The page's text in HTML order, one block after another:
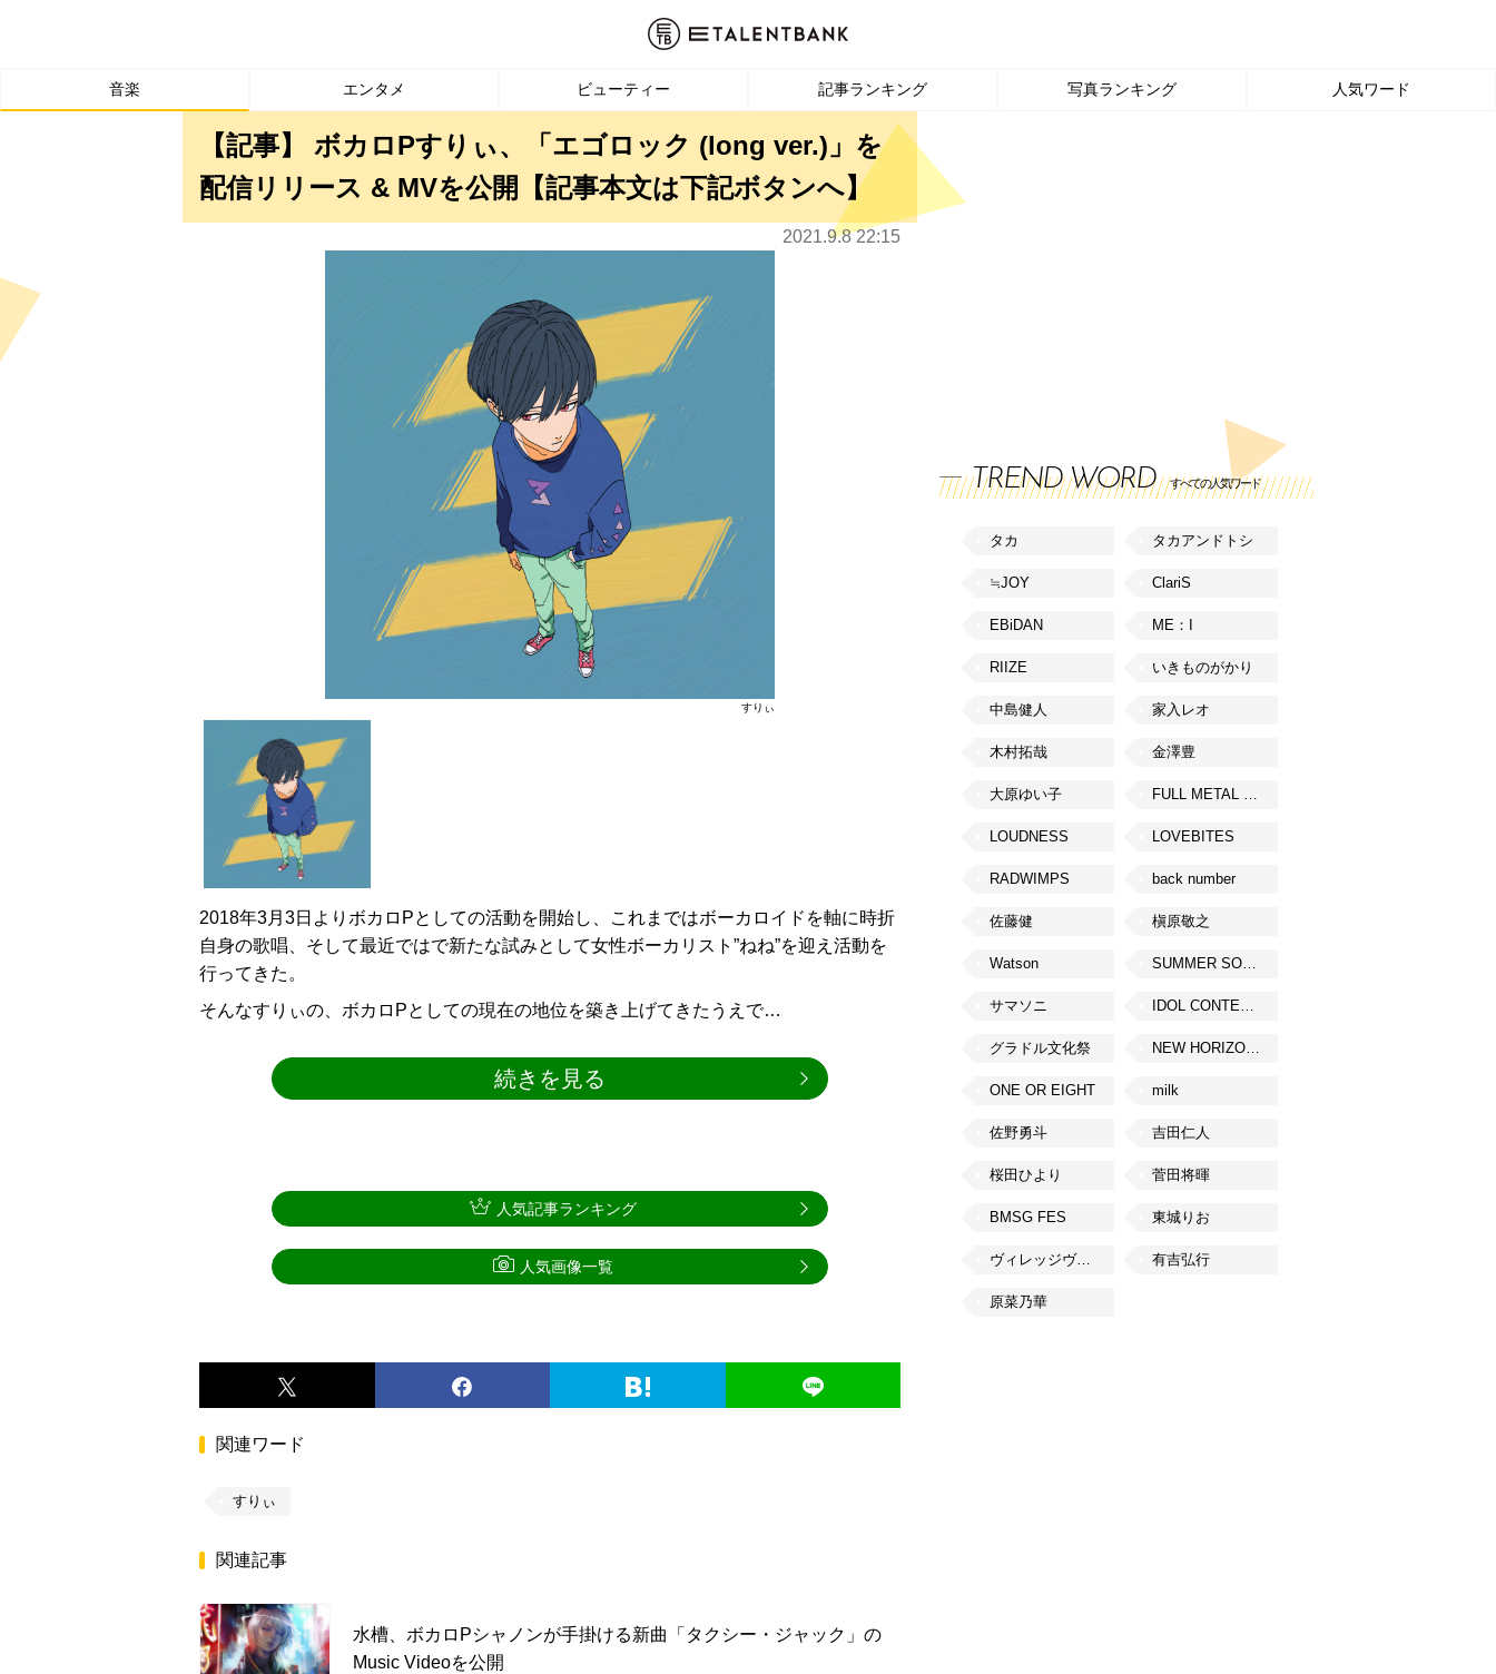
音楽 エンタメ ビューティー 記事ランキング 写真ランキング 人気ワード
【記事】 ボカロPすりぃ、「エゴロック (long ver.)」を
配信リリース & MVを公開【記事本文は下記ボタンへ】
2021.9.8 22:15
すりぃ
2018年3月3日よりボカロPとしての活動を開始し、これまではボーカロイドを軸に時折
自身の歌唱、そして最近ではで新たな試みとして女性ボーカリスト”ねね”を迎え活動を
行ってきた。
そんなすりぃの、ボカロPとしての現在の地位を築き上げてきたうえで…
続きを見る
関連ワード
すりぃ
関連記事
水槽、ボカロPシャノンが手掛ける新曲「タクシー・ジャック」の
Music Videoを公開
人気記事ランキング
人気画像一覧
TREND WORD すべての人気ワード
タカ タカアンドトシ
≒JOY ClariS
EBiDAN ME：I
RIIZE いきものがかり
中島健人 家入レオ
木村拓哉 金澤豊
大原ゆい子 FULL METAL JAPAN 2026
LOUDNESS LOVEBITES
RADWIMPS back number
佐藤健 槇原敬之
Watson SUMMER SONIC
サマソニ IDOL CONTENT EXPO
グラドル文化祭 NEW HORIZON FEST
ONE OR EIGHT milk
佐野勇斗 吉田仁人
桜田ひより 菅田将暉
BMSG FES 東城りお
ヴィレッジヴァンガード 有吉弘行
原菜乃華